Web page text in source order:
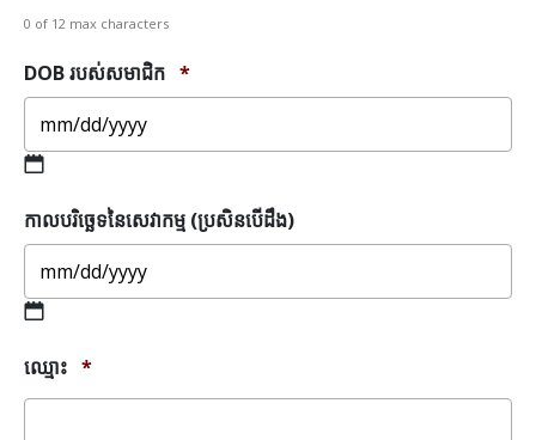
0 of 12 max characters
DOB របស់សមាជិក *
slash
DD
slash
YYYY
កាលបរិច្ឆេទនៃសេវាកម្ម (ប្រសិនបើដឹង)
slash
DD
ឈ្មោះ *